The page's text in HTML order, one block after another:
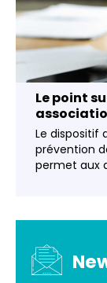
Le point
Le dispositif
prévention
permet aux